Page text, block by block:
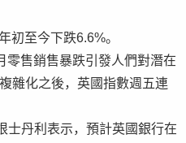
初至今下跌6.6%。
零售銷售暴跌引發人們對潛在
雜化之後，英國指數週五連
士丹利表示，預計英國銀行在